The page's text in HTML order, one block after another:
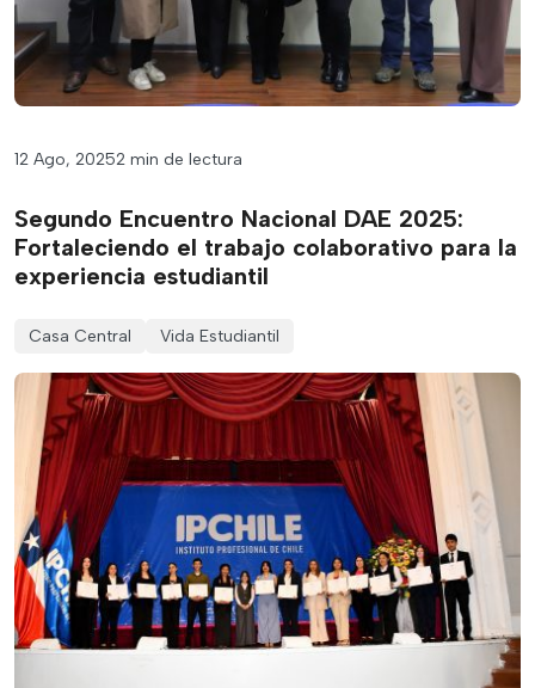
12 Ago, 20252 min de lectura
Segundo Encuentro Nacional DAE 2025:
Fortaleciendo el trabajo colaborativo para la
experiencia estudiantil
Casa Central Vida Estudiantil